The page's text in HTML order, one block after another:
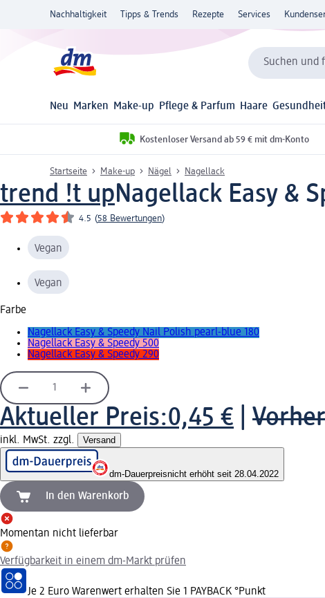
Nachhaltigkeit Tipps & Trends Rezepte Services
Suchen und
Neu Marken Make-up Pflege & Parfum Haare
Kostenloser Versand ab 59 € mit dm-Konto
Startseite Make-up Nägel Nagellack
trend !t upNagellack Easy &
4.5 (58 Bewertungen)
Vegan
Vegan
Farbe
Nagellack Easy & Speedy Nail Polish pearl-blue 180
Nagellack Easy & Speedy 500
Nagellack Easy & Speedy 290
Aktueller Preis:0,45 €
inkl. MwSt. zzgl. Versand
dm-Dauerpreisnicht erhöht seit 28.04.2022
In den Warenkorb
Momentan nicht lieferbar
Verfügbarkeit in einem dm-Markt prüfen
Je 2 Euro Warenwert erhalten Sie 1 PAYBACK °Punkt